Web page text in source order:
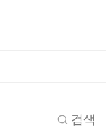
검색